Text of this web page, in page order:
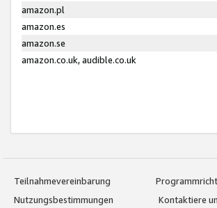
amazon.pl
amazon.es
amazon.se
amazon.co.uk, audible.co.uk
Teilnahmevereinbarung
Nutzungsbestimmungen
Kontaktiere